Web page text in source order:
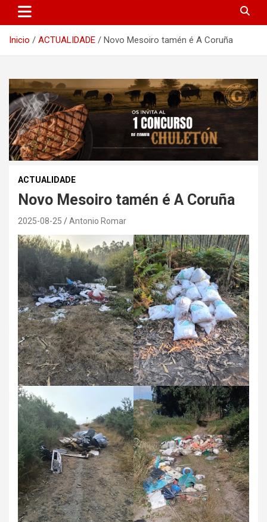
Inicio ACTUALIDADE Novo Mesoiro tamén é A Coruña
ACTUALIDADE
Novo Mesoiro tamén é A Coruña
2025-08-25 Antonio Romar